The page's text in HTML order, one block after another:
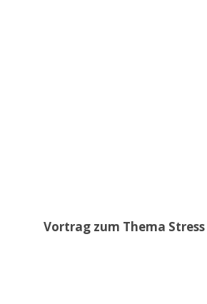
Vortrag zum Thema